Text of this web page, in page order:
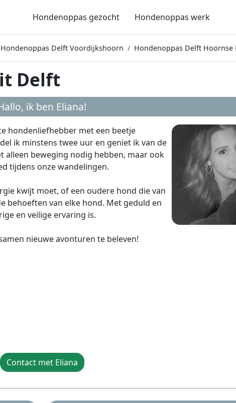
Hondenoppas gezocht Hondenoppas werk
Hondenoppas Delft Voordijkshoorn Hondenoppas Delft Hoornse
Delft
ik ben Eliana!
hondenliefhebber met een beetje
ik minstens twee uur en geniet ik van de
alleen beweging nodig hebben, maar ook
tijdens onze wandelingen.
kwijt moet, of een oudere hond die van
behoeften van elke hond. Met geduld en
en veilige ervaring is.
nieuwe avonturen te beleven!
Contact met Eliana